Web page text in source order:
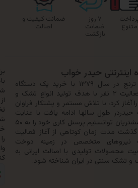
۷ روز
ضمانت
ضمانت کیفیت و
اصالت
حیدر خواب
گروه تولیدی حیدرخواب ترنج در سال ۱۳۷۹ با خرید یک دستگاه
و با مشارکت و فعالیت ۲ نفر با هدف تولید انواع تشک و
تلاش مستمر و پشتکار فراوان
سالها ادامه یافت با عنایت
خداوند متعال و حمایت مشتریان توانستیم پرسنل کاری خود را به ۵۰
کوتاهی از آغاز فعالیت
متخصص در زمینه دوخت
تولیدی با اصالت ایرانی به
در ایران شناخته شود.
باخبر
شدن
از
تخفیف‌ها
شماره
خود
وارد
کنید: